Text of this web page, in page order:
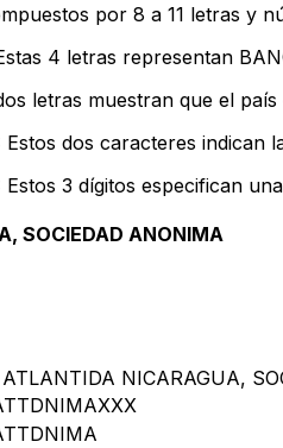
por 8 a 11 letras y
4 letras representan
letras muestran que el
Estos dos caracteres indican
Estos 3 dígitos especifican
SOCIEDAD ANONIMA
NICARAGUA,